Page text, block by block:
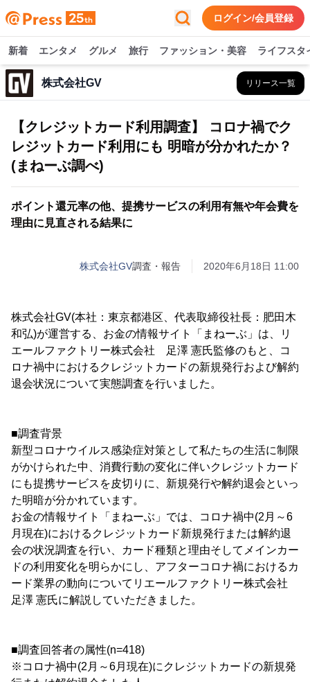
ログイン/会員登録
新着 エンタメ グルメ 旅行 ファッション・美容 ライフスタ
株式会社GV リリース一覧
【クレジットカード利用調査】 コロナ禍でク
レジットカード利用にも 明暗が分かれたか？
(まねーぶ調べ)
ポイント還元率の他、提携サービスの利用有無や年会費を
理由に見直される結果に
株式会社GV調査・報告 2020年6月18日 11:00
株式会社GV(本社：東京都港区、代表取締役社長：肥田木
和弘)が運営する、お金の情報サイト「まねーぶ」は、リ
エールファクトリー株式会社 足澤 憲氏監修のもと、コ
ロナ禍中におけるクレジットカードの新規発行および解約
退会状況について実態調査を行いました。
■調査背景
新型コロナウイルス感染症対策として私たちの生活に制限
がかけられた中、消費行動の変化に伴いクレジットカード
にも提携サービスを皮切りに、新規発行や解約退会といっ
た明暗が分かれています。
お金の情報サイト「まねーぶ」では、コロナ禍中(2月～6
月現在)におけるクレジットカード新規発行または解約退
会の状況調査を行い、カード種類と理由そしてメインカー
ドの利用変化を明らかにし、アフターコロナ禍におけるカ
ード業界の動向についてリエールファクトリー株式会社
足澤 憲氏に解説していただきました。
■調査回答者の属性(n=418)
※コロナ禍中(2月～6月現在)にクレジットカードの新規発